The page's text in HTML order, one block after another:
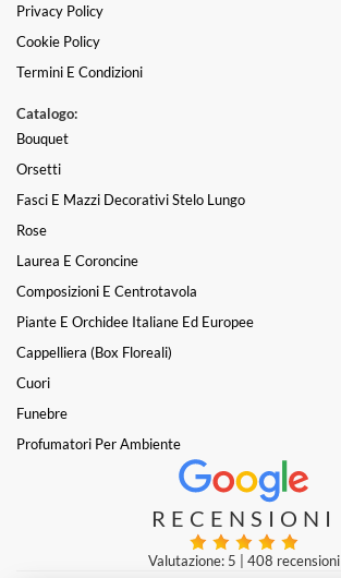
Privacy Policy
Cookie Policy
Termini E Condizioni
Catalogo:
Bouquet
Orsetti
Fasci E Mazzi Decorativi Stelo Lungo
Rose
Laurea E Coroncine
Composizioni E Centrotavola
Piante E Orchidee Italiane Ed Europee
Cappelliera (box Floreali)
Cuori
Funebre
Profumatori Per Ambiente
RECENSIONI
Valutazione: 5 | 408 recensioni